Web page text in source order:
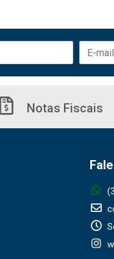
Notas Fiscais